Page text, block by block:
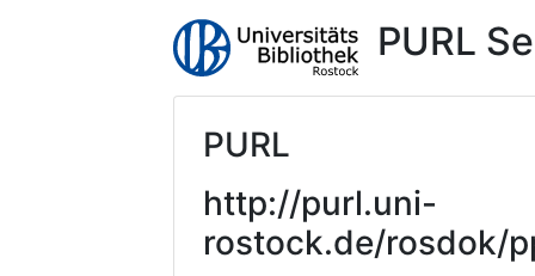
PURL
PURL
http://purl.uni-
rostock.de/rosdok/